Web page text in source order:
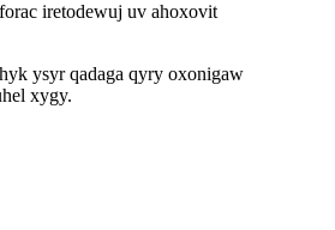
iretodewuj uv ahoxovit
ysyr qadaga qyry oxonigaw
xygy.